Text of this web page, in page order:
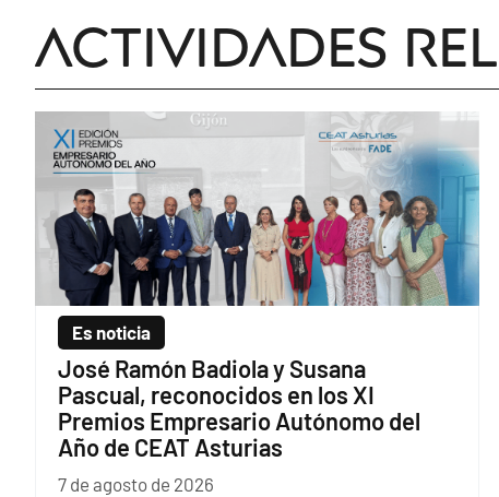
Actividades
Es noticia
José Ramón Badiola y Susana
Pascual, reconocidos en los XI
Premios Empresario Autónomo del
Año de CEAT Asturias
7 de agosto de 2026